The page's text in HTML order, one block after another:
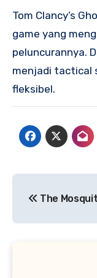
Tom Clancy’s
game yang
peluncurannya.
menjadi tactical
fleksibel.
The